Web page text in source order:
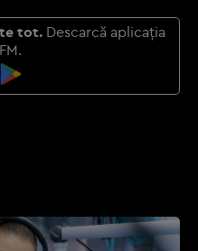
tot.Descarcă aplicația